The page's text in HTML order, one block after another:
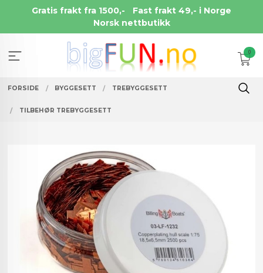
Gratis frakt fra 1500,-
Fast frakt 49,- i Norge
Norsk nettbutikk
0
FORSIDE BYGGESETT TREBYGGESETT
TILBEHØR TREBYGGESETT